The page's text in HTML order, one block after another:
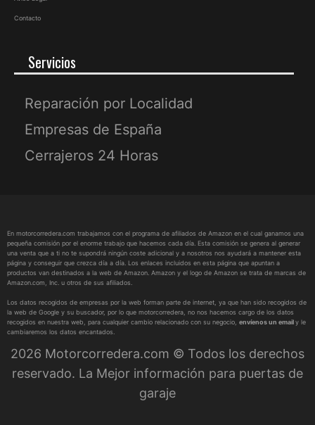
Contacto
Servicios
Reparación por Localidad
Empresas de España
Cerrajeros 24 Horas
En motorcorredera.com trabajamos con el programa de afiliados de Amazon en el cual ganamos una
pequeña comisión por el enorme trabajo que hacemos cada día. Esta comisión se genera al generar
una venta que a ti no te supondrá ningún coste adicional y a nosotros nos ayudará a mantener esta
página y conseguir que crezca día a día. Los enlaces incluidos en esta página que apuntan a
productos van destinados a la web de Amazon. Amazon y el logo de Amazon se trata de marcas de
Amazon.com, Inc. u otros de sus afiliados.
Los datos recogidos de empresas por la web forman parte de internet, ya que han sido recogidos de
la web de Google y su buscador, por lo que motorcorredera, no nos hacemos cargo de los datos
recogidos en nuestra web, para cualquier cambio relacionado con su negocio, envíenos un emaily le
cambiaremos los datos encantados.
2026 Motorcorredera.com © Todos los derechos
reservado. La Mejor información para puertas de
garaje